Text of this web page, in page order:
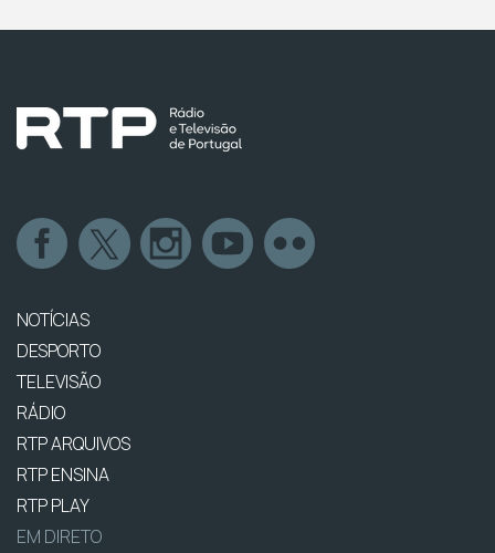
NOTÍCIAS
DESPORTO
TELEVISÃO
RÁDIO
RTP ARQUIVOS
RTP ENSINA
RTP PLAY
EM DIRETO